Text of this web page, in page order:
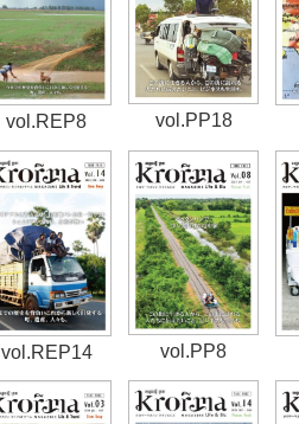
vol.REP8 vol.PP18
vol.REP14 vol.PP8